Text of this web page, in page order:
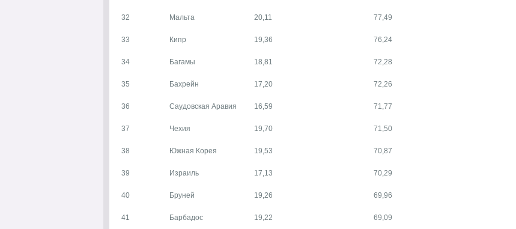
32 Мальта 20,11 77,49
33 Кипр 19,36 76,24
34 Багамы 18,81 72,28
35 Бахрейн 17,20 72,26
36 Саудовская Аравия 16,59 71,77
37 Чехия 19,70 71,50
38 Южная Корея 19,53 70,87
39 Израиль 17,13 70,29
40 Бруней 19,26 69,96
41 Барбадос 19,22 69,09